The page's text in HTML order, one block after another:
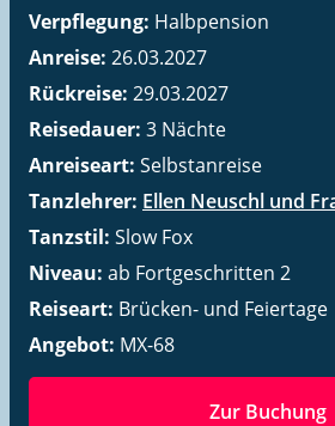
Verpflegung: Halbpension
Anreise: 26.03.2027
Rückreise: 29.03.2027
Reisedauer: 3 Nächte
Anreiseart: Selbstanreise
Tanzlehrer: Ellen Neuschl und
Tanzstil: Slow Fox
Niveau: ab Fortgeschritten 2
Reiseart: Brücken- und Feiertage
Angebot: MX-68
Zur Buchung